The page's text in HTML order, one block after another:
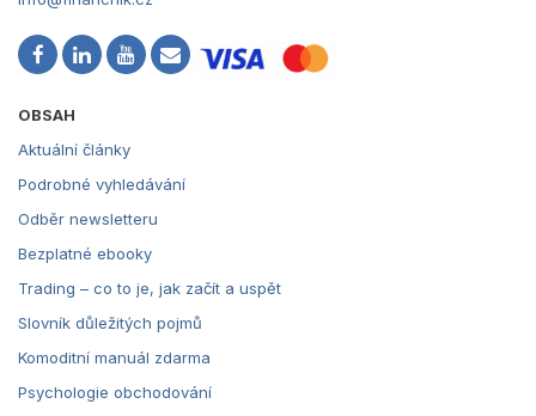
OBSAH
Aktuální články
Podrobné vyhledávání
Odběr newsletteru
Bezplatné ebooky
Trading – co to je, jak začít a uspět
Slovník důležitých pojmů
Komoditní manuál zdarma
Psychologie obchodování